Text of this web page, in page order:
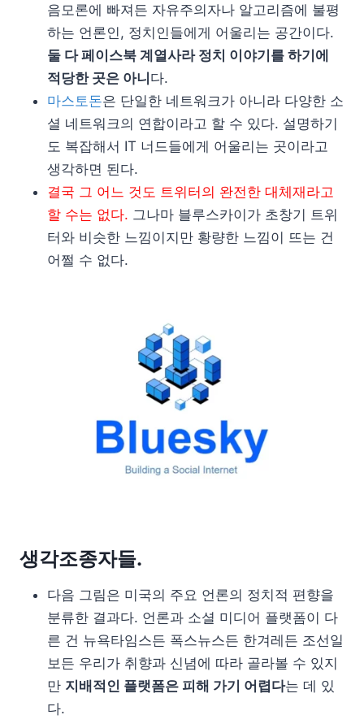
음모론에 빠져든 자유주의자나 알고리즘에 불평
하는 언론인, 정치인들에게 어울리는 공간이다.
둘 다 페이스북 계열사라 정치 이야기를 하기에
적당한 곳은 아니다.
마스토돈은 단일한 네트워크가 아니라 다양한 소
셜 네트워크의 연합이라고 할 수 있다. 설명하기
도 복잡해서 IT 너드들에게 어울리는 곳이라고
생각하면 된다.
결국 그 어느 것도 트위터의 완전한 대체재라고
할 수는 없다. 그나마 블루스카이가 초창기 트위
터와 비슷한 느낌이지만 황량한 느낌이 뜨는 건
어쩔 수 없다.
생각조종자들.
다음 그림은 미국의 주요 언론의 정치적 편향을
분류한 결과다. 언론과 소셜 미디어 플랫폼이 다
른 건 뉴욕타임스든 폭스뉴스든 한겨레든 조선일
보든 우리가 취향과 신념에 따라 골라볼 수 있지
만 지배적인 플랫폼은 피해 가기 어렵다는 데 있
다.